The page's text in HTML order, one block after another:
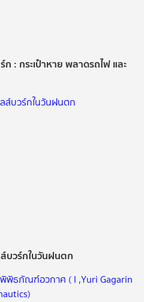
ก : กระเป๋าหาย พลาดรถไฟ และ
นวันฝนพรำ ซาลส์บวร์กในวันฝนตก